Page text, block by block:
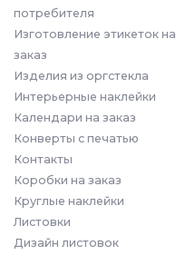
потребителя
Изготовление этикеток на
заказ
Изделия из оргстекла
Интерьерные наклейки
Календари на заказ
Конверты с печатью
Контакты
Коробки на заказ
Круглые наклейки
Листовки
Дизайн листовок